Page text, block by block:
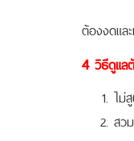
สำหรับ
ต้องงดแล
4วิธีดูแล
ไม่
สว